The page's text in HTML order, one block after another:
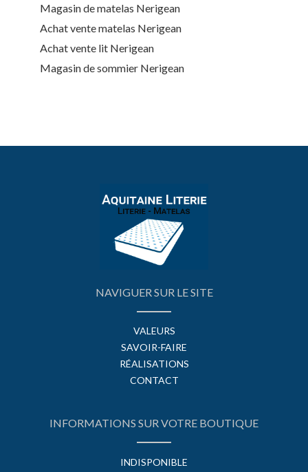
Magasin de matelas Nerigean
Achat vente matelas Nerigean
Achat vente lit Nerigean
Magasin de sommier Nerigean
NAVIGUER SUR LE SITE
VALEURS
SAVOIR-FAIRE
RÉALISATIONS
CONTACT
INFORMATIONS SUR VOTRE BOUTIQUE
INDISPONIBLE